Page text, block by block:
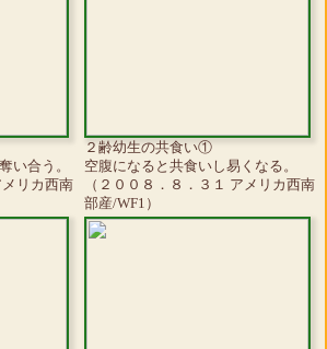
い合う。
メリカ西南
２齢幼生の共食い①
空腹になると共食いし易くなる。
（２００８．８．３１ アメリカ西南
部産/WF1）